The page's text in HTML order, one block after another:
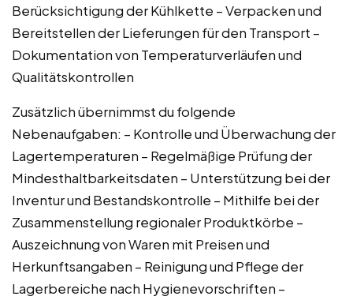
Berücksichtigung der Kühlkette – Verpacken und
Bereitstellen der Lieferungen für den Transport –
Dokumentation von Temperaturverläufen und
Qualitätskontrollen
Zusätzlich übernimmst du folgende
Nebenaufgaben: – Kontrolle und Überwachung der
Lagertemperaturen – Regelmäßige Prüfung der
Mindesthaltbarkeitsdaten – Unterstützung bei der
Inventur und Bestandskontrolle – Mithilfe bei der
Zusammenstellung regionaler Produktkörbe –
Auszeichnung von Waren mit Preisen und
Herkunftsangaben – Reinigung und Pflege der
Lagerbereiche nach Hygienevorschriften –